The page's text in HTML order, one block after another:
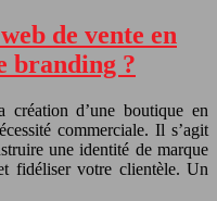
de vente en
branding ?
création d’une boutique en
commerciale. Il s’agit
une identité de marque
fidéliser votre clientèle. Un